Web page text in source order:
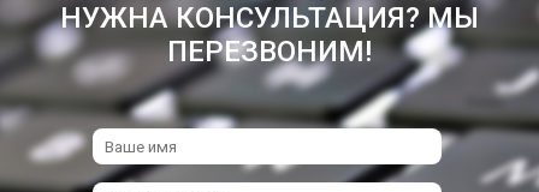
НУЖНА КОНСУЛЬТАЦИЯ? МЫ
ПЕРЕЗВОНИМ!